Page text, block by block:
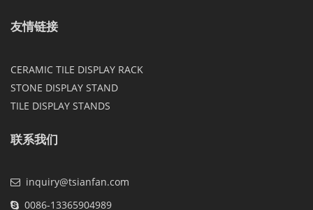
友情链接
CERAMIC TILE DISPLAY RACK
STONE DISPLAY STAND
TILE DISPLAY STANDS
联系我们
inquiry@tsianfan.com
0086-13365904989